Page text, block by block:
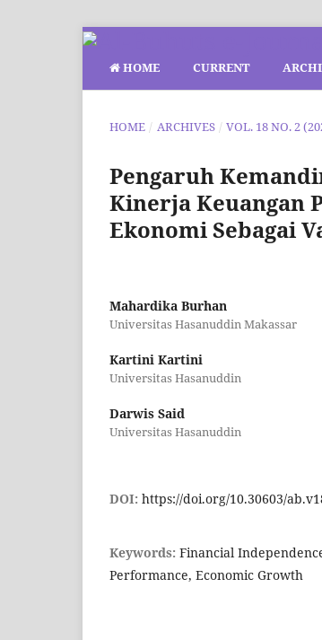
HOME CURRENT
HOME / ARCHIVES / VOL. 18 NO. 2
Pengaruh
Kinerja Keuangan
Ekonomi Sebagai
Mahardika Burhan
Universitas Hasanuddin Makassar
Kartini Kartini
Universitas Hasanuddin
Darwis Said
Universitas Hasanuddin
DOI: https://doi.org/10.30603/
Keywords: Financial
Performance, Economic Growth